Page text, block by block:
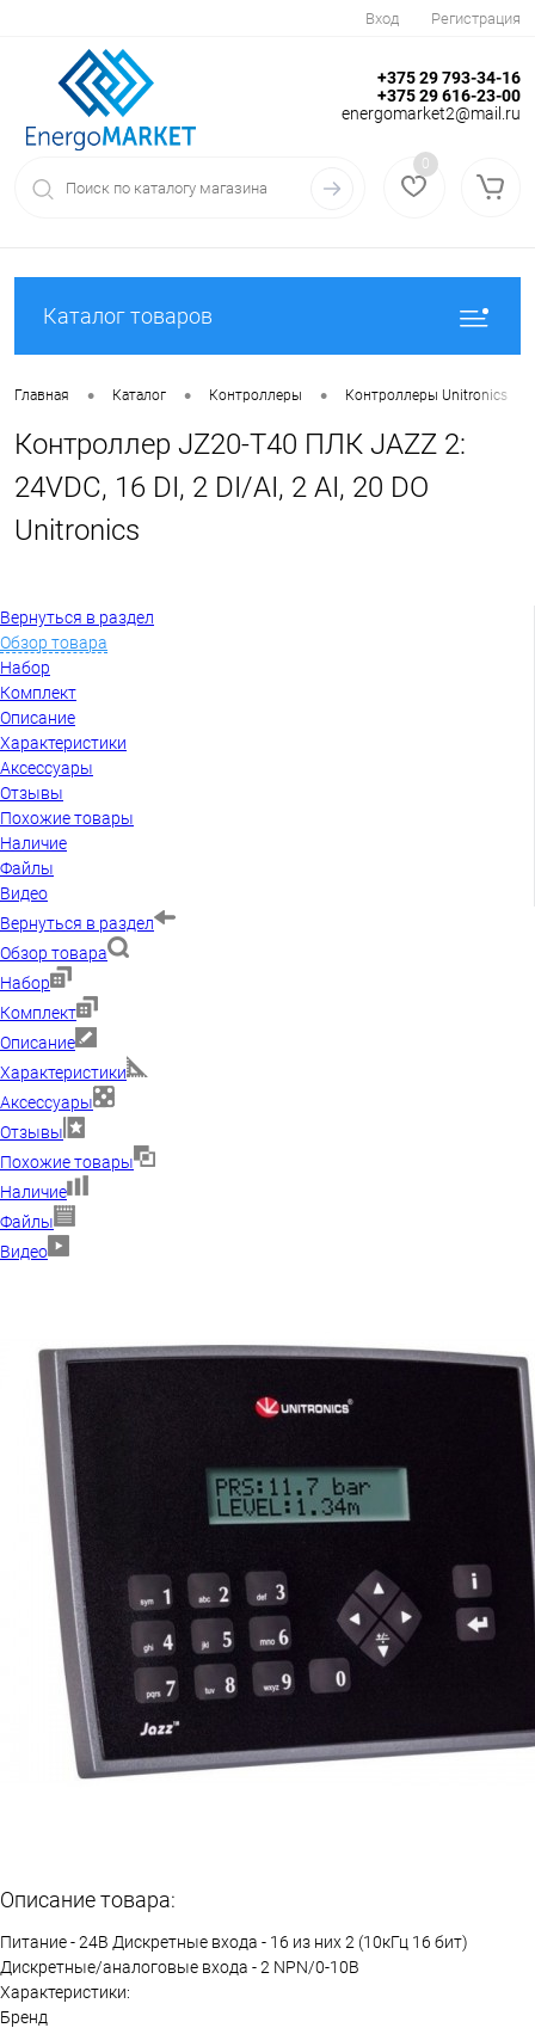
Вход Регистрация
+375 29 793-34-16
+375 29 616-23-00
energomarket2@mail.ru
0
Каталог товаров
Главная • Каталог • Контроллеры • Контроллеры Unitronics
Контроллер JZ20-T40 ПЛК JAZZ 2:
24VDC, 16 DI, 2 DI/AI, 2 AI, 20 DO
Unitronics
Вернуться в раздел
Обзор товара
Набор
Комплект
Описание
Характеристики
Аксессуары
Отзывы
Похожие товары
Наличие
Файлы
Видео
Вернуться в раздел
Обзор товара
Набор
Комплект
Описание
Характеристики
Аксессуары
Отзывы
Похожие товары
Наличие
Файлы
Видео
Описание товара:
Питание - 24В Дискретные входа - 16 из них 2 (10кГц 16 бит)
Дискретные/аналоговые входа - 2 NPN/0-10В
Характеристики:
Бренд